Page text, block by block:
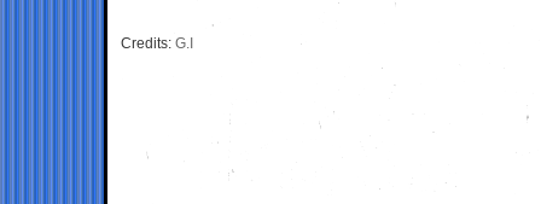
Credits: G.I